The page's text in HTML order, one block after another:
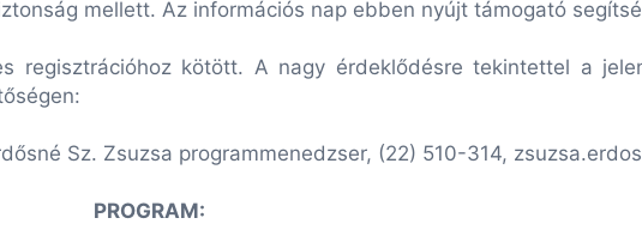
mellett. Az információs nap ebben nyújt támogató
regisztrációhoz kötött. A nagy érdeklődésre tekintettel a
Sz. Zsuzsa programmenedzser, (22) 510-314,
PROGRAM: